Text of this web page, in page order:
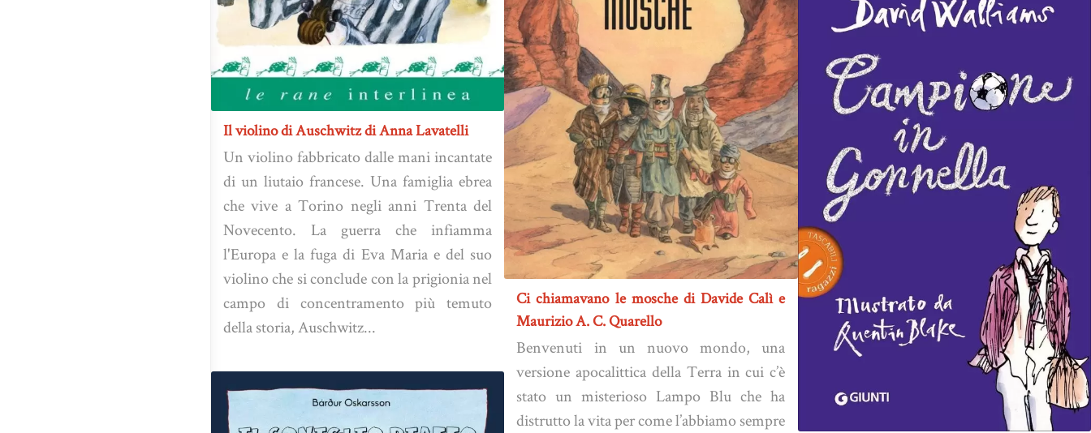
Il violino di Auschwitz di Anna Lavatelli
Un violino fabbricato dalle mani incantate
di un liutaio francese. Una famiglia ebrea
che vive a Torino negli anni Trenta del
Novecento. La guerra che infiamma
l'Europa e la fuga di Eva Maria e del suo
violino che si conclude con la prigionia nel
campo di concentramento più temuto
della storia, Auschwitz...
Ci chiamavano le mosche di Davide Calì e
Maurizio A. C. Quarello
Benvenuti in un nuovo mondo, una
versione apocalittica della Terra in cui c’è
stato un misterioso Lampo Blu che ha
distrutto la vita per come l’abbiamo sempre